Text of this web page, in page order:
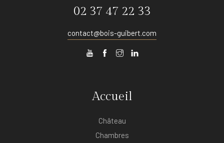
02 37 47 22 33
contact@bois-guibert.com
Accueil
Château
Chambres